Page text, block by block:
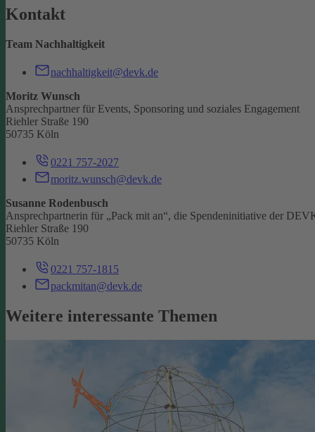
Kontakt
Team Nachhaltigkeit
nachhaltigkeit@devk.de
Moritz Wunsch
Ansprechpartner für Events, Sponsoring und soziales Engagement
Riehler Straße 190
50735 Köln
0221 757-2027
moritz.wunsch@devk.de
Susanne Rodenbusch
Ansprechpartnerin für „Pack mit an“, die Spendeninitiative der
Riehler Straße 190
50735 Köln
0221 757-1815
packmitan@devk.de
Weitere interessante Themen